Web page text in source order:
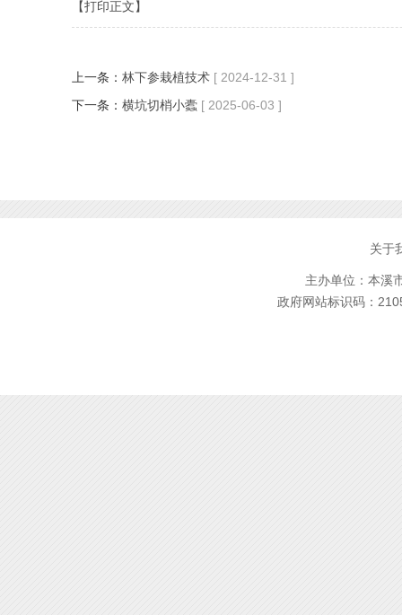
【打印正文】
上一条： 林下参栽植技术 [ 2024-12-31 ]
下一条： 横坑切梢小蠹 [ 2025-06-03 ]
关于
主办单位：本溪
政府网站标识码：